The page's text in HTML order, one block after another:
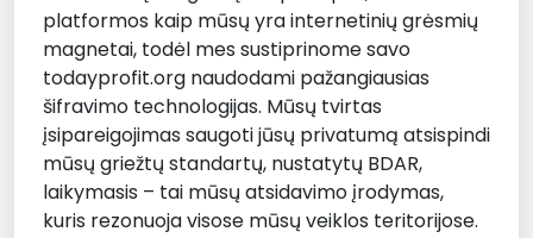
platformos kaip mūsų yra internetinių grėsmių
magnetai, todėl mes sustiprinome savo
todayprofit.org naudodami pažangiausias
šifravimo technologijas. Mūsų tvirtas
įsipareigojimas saugoti jūsų privatumą atsispindi
mūsų griežtų standartų, nustatytų BDAR,
laikymasis – tai mūsų atsidavimo įrodymas,
kuris rezonuoja visose mūsų veiklos teritorijose.